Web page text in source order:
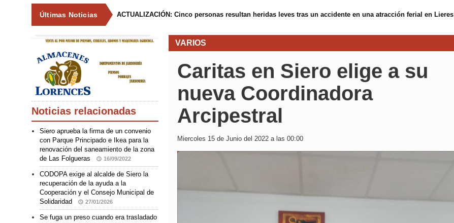
Últimas Noticias ACTUALIZACIÓN: Cinco personas resultan heridas leves tras un accidente en una atracción ferial en Lieres
VARIOS
Caritas en Siero elige a su
nueva Coordinadora
Arcipestral
Miercoles 15 de Junio del 2022 a las 00:00
Noticias relacionadas
Siero aprueba la firma de un convenio
con Parque Principado e Ikea para la
renovación del saneamiento de la zona
de Las Folgueras
16/09/2022
CODOPA exige al alcalde de Siero la
recuperación de la ayuda a la
Cooperación y el Consejo Municipal de
Solidaridad
27/01/2026
Se fuga un preso cuando era trasladado